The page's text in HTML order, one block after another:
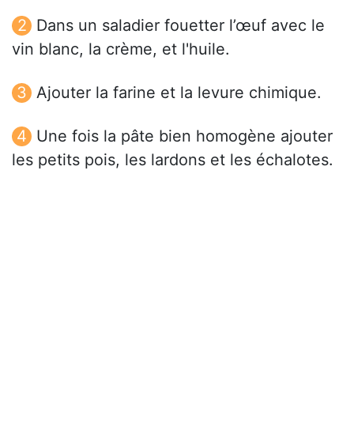
Dans un saladier fouetter l’œuf avec le
vin blanc, la crème, et l'huile.
Ajouter la farine et la levure chimique.
Une fois la pâte bien homogène ajouter
les petits pois, les lardons et les échalotes.